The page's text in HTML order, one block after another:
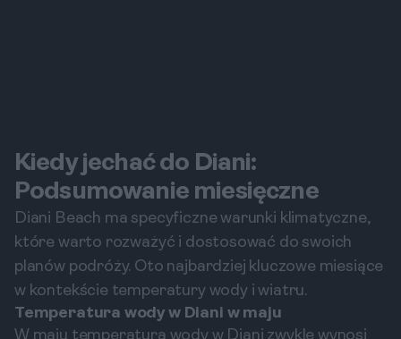
Kiedy jechać do Diani:
Podsumowanie miesięczne
Diani Beach ma specyficzne warunki klimatyczne,
które warto rozważyć i dostosować do swoich
planów podróży. Oto najbardziej kluczowe miesiące
w kontekście temperatury wody i wiatru.
Temperatura wody w Diani w maju